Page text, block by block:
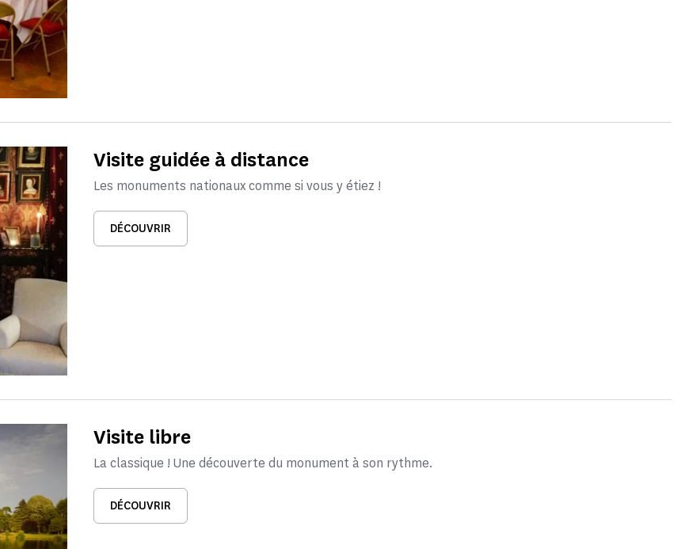
Visite guidée à distance
Les monuments nationaux comme si vous y étiez !
DÉCOUVRIR
Visite libre
La classique ! Une découverte du monument à son rythme.
DÉCOUVRIR